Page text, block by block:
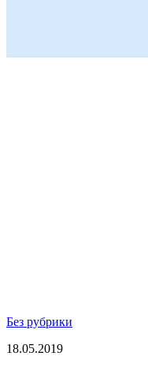
Без рубрики
18.05.2019